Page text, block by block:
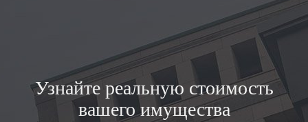
Узнайте реальную стоимость
вашего имущества